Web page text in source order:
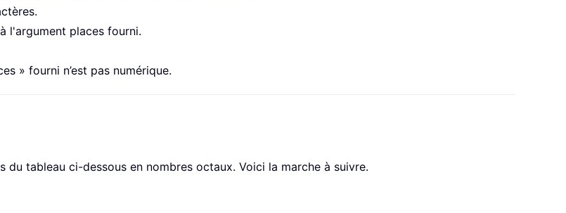
l'argument places fourni.
» fourni n’est pas numérique.
tableau ci-dessous en nombres octaux. Voici la marche à suivre.